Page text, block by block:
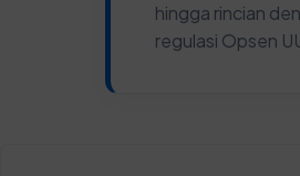
hingga rincian
regulasi Opsen